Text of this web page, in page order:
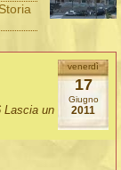
Storia
venerdì
17
Giugno
2011
Lascia un